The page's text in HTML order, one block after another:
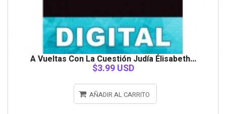
A Vueltas Con La Cuestión Judía Élisabeth...
$3.99 USD
AÑADIR AL CARRITO